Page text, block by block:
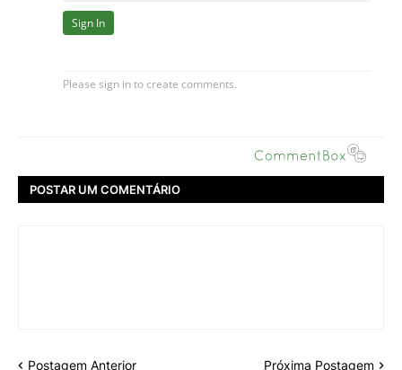
POSTAR UM COMENTÁRIO
Postagem Anterior Próxima Postagem